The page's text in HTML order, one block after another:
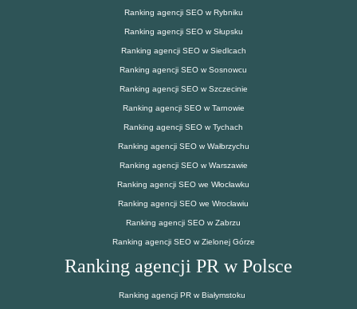
Ranking agencji SEO w Rybniku
Ranking agencji SEO w Słupsku
Ranking agencji SEO w Siedlcach
Ranking agencji SEO w Sosnowcu
Ranking agencji SEO w Szczecinie
Ranking agencji SEO w Tarnowie
Ranking agencji SEO w Tychach
Ranking agencji SEO w Wałbrzychu
Ranking agencji SEO w Warszawie
Ranking agencji SEO we Włocławku
Ranking agencji SEO we Wrocławiu
Ranking agencji SEO w Zabrzu
Ranking agencji SEO w Zielonej Górze
Ranking agencji PR w Polsce
Ranking agencji PR w Białymstoku